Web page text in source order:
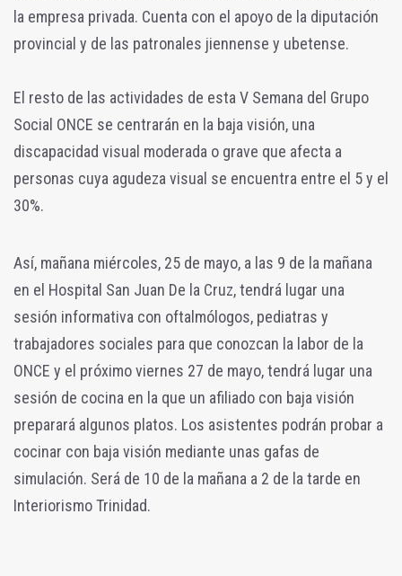
la empresa privada. Cuenta con el apoyo de la diputación
provincial y de las patronales jiennense y ubetense.
El resto de las actividades de esta V Semana del Grupo
Social ONCE se centrarán en la baja visión, una
discapacidad visual moderada o grave que afecta a
personas cuya agudeza visual se encuentra entre el 5 y el
30%.
Así, mañana miércoles, 25 de mayo, a las 9 de la mañana
en el Hospital San Juan De la Cruz, tendrá lugar una
sesión informativa con oftalmólogos, pediatras y
trabajadores sociales para que conozcan la labor de la
ONCE y el próximo viernes 27 de mayo, tendrá lugar una
sesión de cocina en la que un afiliado con baja visión
preparará algunos platos. Los asistentes podrán probar a
cocinar con baja visión mediante unas gafas de
simulación. Será de 10 de la mañana a 2 de la tarde en
Interiorismo Trinidad.